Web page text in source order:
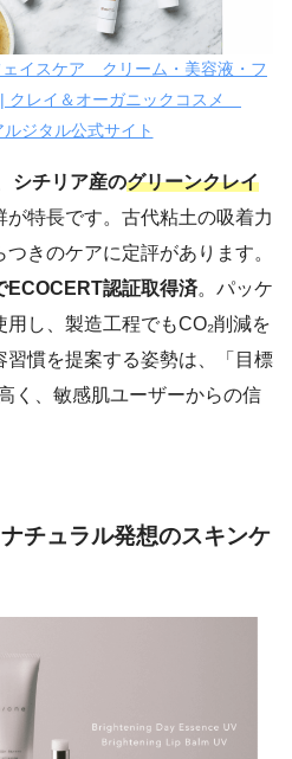
イスケア クリーム・美容液・フ
レイ＆オーガニックコスメ
ジタル公式サイト
シチリア産のグリーンクレイ
が特長です。古代粘土の吸着力
きのケアに定評があります。
ECOCERT認証取得済。パッケ
し、製造工程でもCO₂削減を
慣を提案する姿勢は、「目標
く、敏感肌ユーザーからの信
チュラル発想のスキンケ